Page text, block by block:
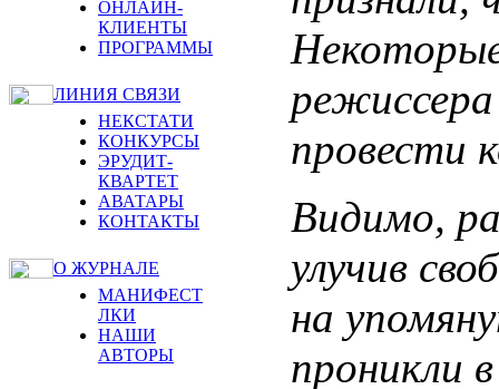
ОНЛАЙН-
КЛИЕНТЫ
ПРОГРАММЫ
ЛИНИЯ СВЯЗИ
НЕКСТАТИ
КОНКУРСЫ
ЭРУДИТ-
КВАРТЕТ
АВАТАРЫ
КОНТАКТЫ
О ЖУРНАЛЕ
МАНИФЕСТ
ЛКИ
НАШИ
АВТОРЫ
провести
Видимо,
улучив
на
проникли